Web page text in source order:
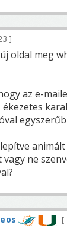
oldal meg
az e-
vagy ne